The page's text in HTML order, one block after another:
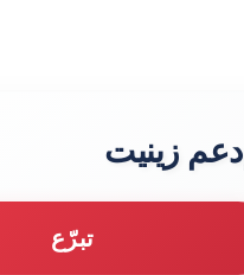
إدعم زينيت
تبرّع